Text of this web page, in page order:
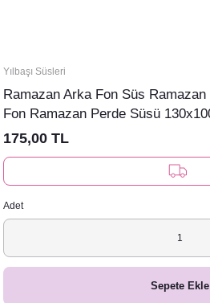
Yılbaşı Süsleri
Ramazan Arka Fon Süs Ramazan
Fon Ramazan Perde Süsü
175,00 TL
Adet
Sepete Ekle